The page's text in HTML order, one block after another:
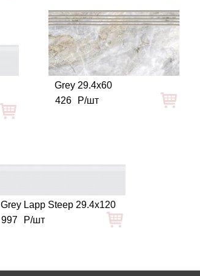
Grey 29.4x60
426
Р/шт
Grey Lapp Steep 29.4x120
997
Р/шт